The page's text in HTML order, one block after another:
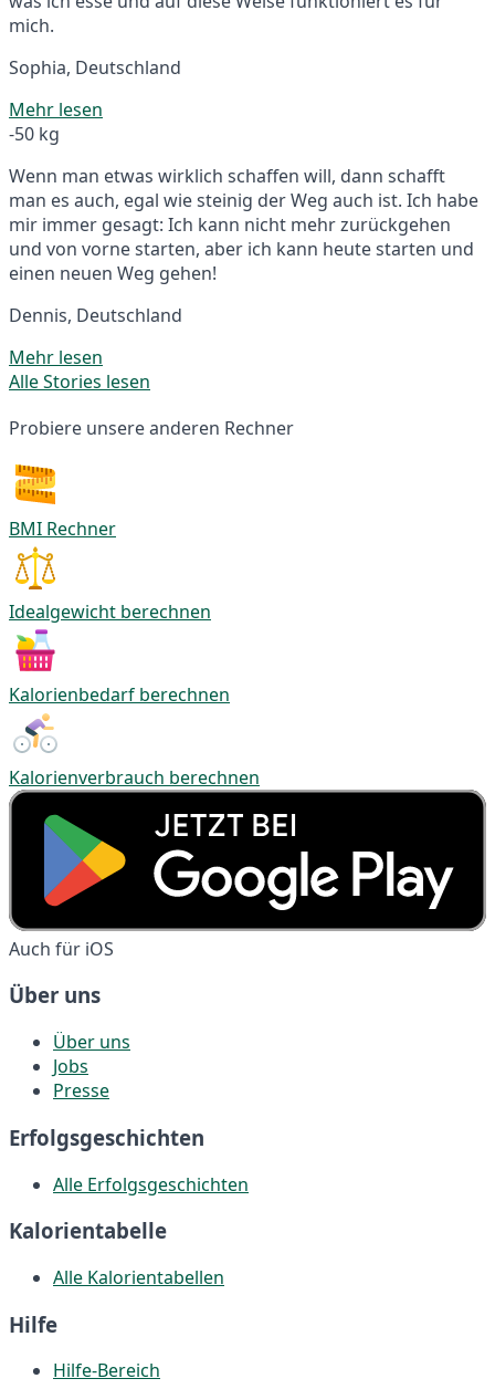
mich.
Sophia, Deutschland
Mehr lesen
-50 kg
Wenn man etwas wirklich schaffen will, dann schafft
man es auch, egal wie steinig der Weg auch ist. Ich habe
mir immer gesagt: Ich kann nicht mehr zurückgehen
und von vorne starten, aber ich kann heute starten und
einen neuen Weg gehen!
Dennis, Deutschland
Mehr lesen
Alle Stories lesen
Probiere unsere anderen Rechner
BMI Rechner
Idealgewicht berechnen
Kalorienbedarf berechnen
Kalorienverbrauch berechnen
Auch für iOS
Über uns
Über uns
Jobs
Presse
Erfolgsgeschichten
Alle Erfolgsgeschichten
Kalorientabelle
Alle Kalorientabellen
Hilfe
Hilfe-Bereich